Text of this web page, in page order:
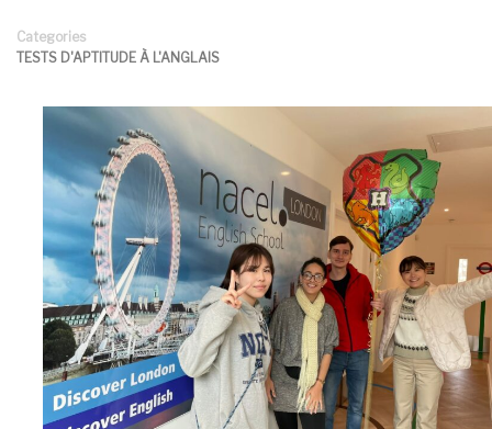
Categories
TESTS D'APTITUDE À L'ANGLAIS